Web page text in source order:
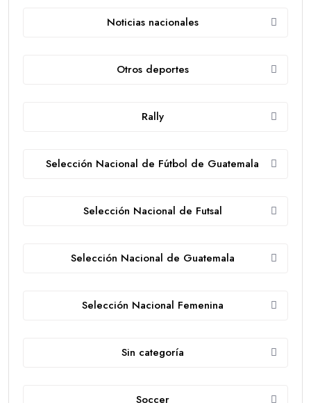
Noticias nacionales
Otros deportes
Rally
Selección Nacional de Fútbol de Guatemala
Selección Nacional de Futsal
Selección Nacional de Guatemala
Selección Nacional Femenina
Sin categoría
Soccer